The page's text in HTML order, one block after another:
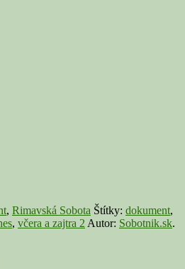
, Rimavská Sobota Štítky: dokument,
, včera a zajtra 2 Autor: Sobotnik.sk.